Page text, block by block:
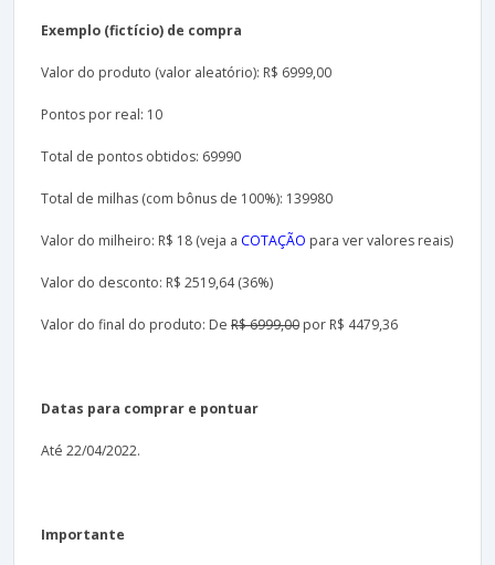
Exemplo (fictício) de compra
Valor do produto (valor aleatório): R$ 6999,00
Pontos por real: 10
Total de pontos obtidos: 69990
Total de milhas (com bônus de 100%): 139980
Valor do milheiro: R$ 18 (veja a COTAÇÃO para ver valores reais)
Valor do desconto: R$ 2519,64 (36%)
Valor do final do produto: De R$ 6999,00 por R$ 4479,36
Datas para comprar e pontuar
Até 22/04/2022.
Importante